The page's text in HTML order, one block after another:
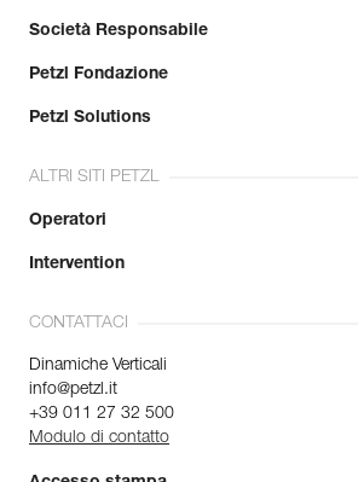
Società Responsabile
Petzl Fondazione
Petzl Solutions
ALTRI SITI PETZL
Operatori
Intervention
CONTATTACI
Dinamiche Verticali
info@petzl.it
+39 011 27 32 500
Modulo di contatto